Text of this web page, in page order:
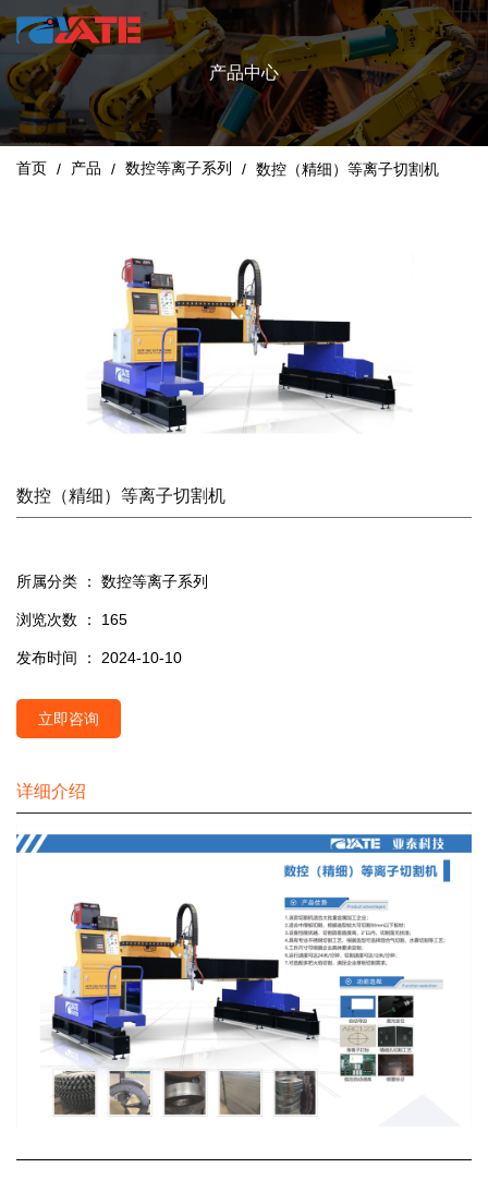
产品中心
首页 / 产品 / 数控等离子系列 / 数控（精细）等离子切割机
数控（精细）等离子切割机
所属分类 ： 数控等离子系列
浏览次数 ： 165
发布时间 ： 2024-10-10
立即咨询
详细介绍